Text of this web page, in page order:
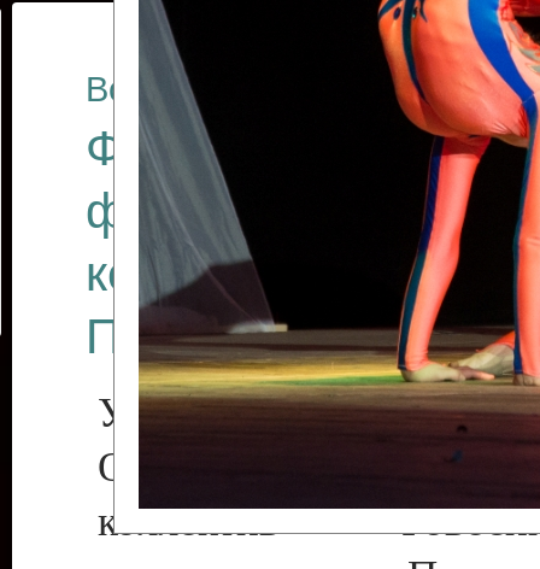
ОТЧЕТЫ ГКЦ
Все отчеты
Финал
фестиваля
коллективов
Приднестровского
Участники фестиваля:
Образцовый
коллектив